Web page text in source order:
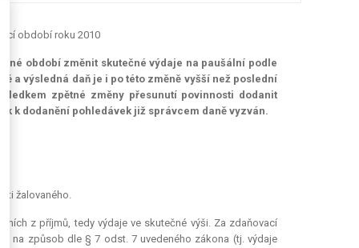
období roku 2010
období změnit skutečné výdaje na paušální podle
a výsledná daň je i po této změně vyšší než poslední
zpětné změny přesunutí povinnosti dodanit
k dodanění pohledávek již správcem daně vyzván.
žalovaného.
z příjmů, tedy výdaje ve skutečné výši. Za zdaňovací
na způsob dle § 7 odst. 7 uvedeného zákona (tj. výdaje